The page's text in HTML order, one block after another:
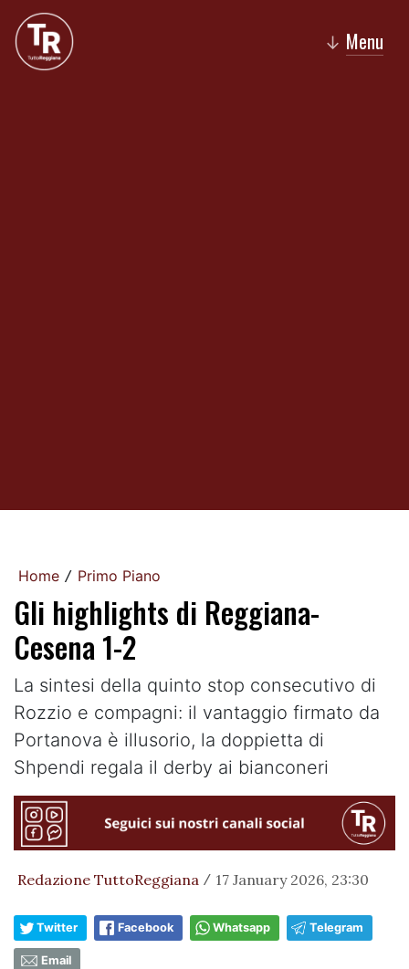
↓ Menu
Home / Primo Piano
Gli highlights di Reggiana-
Cesena 1-2
La sintesi della quinto stop consecutivo di
Rozzio e compagni: il vantaggio firmato da
Portanova è illusorio, la doppietta di
Shpendi regala il derby ai bianconeri
Redazione TuttoReggiana / 17 January 2026, 23:30
Twitter Facebook Whatsapp Telegram
Email